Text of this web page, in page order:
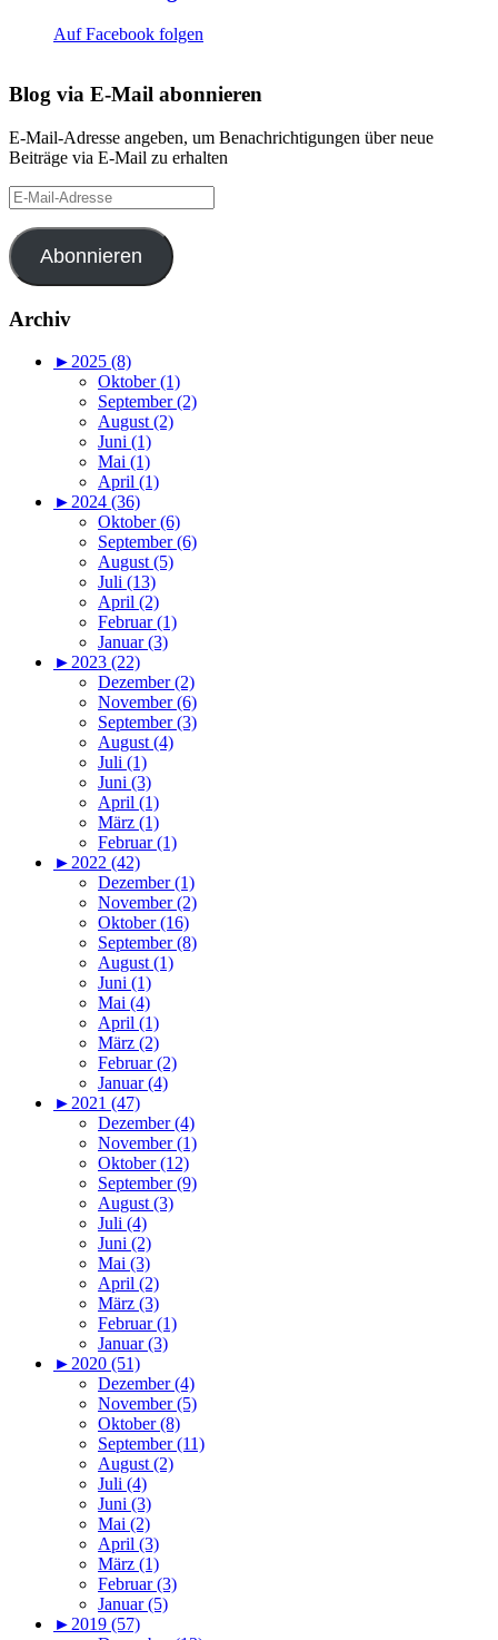
Auf Facebook folgen
Blog via E-Mail abonnieren
E-Mail-Adresse angeben, um Benachrichtigungen über neue
Beiträge via E-Mail zu erhalten
E-
Mail-
Adresse
Abonnieren
Archiv
►2025 (8)
Oktober (1)
September (2)
August (2)
Juni (1)
Mai (1)
April (1)
►2024 (36)
Oktober (6)
September (6)
August (5)
Juli (13)
April (2)
Februar (1)
Januar (3)
►2023 (22)
Dezember (2)
November (6)
September (3)
August (4)
Juli (1)
Juni (3)
April (1)
März (1)
Februar (1)
►2022 (42)
Dezember (1)
November (2)
Oktober (16)
September (8)
August (1)
Juni (1)
Mai (4)
April (1)
März (2)
Februar (2)
Januar (4)
►2021 (47)
Dezember (4)
November (1)
Oktober (12)
September (9)
August (3)
Juli (4)
Juni (2)
Mai (3)
April (2)
März (3)
Februar (1)
Januar (3)
►2020 (51)
Dezember (4)
November (5)
Oktober (8)
September (11)
August (2)
Juli (4)
Juni (3)
Mai (2)
April (3)
März (1)
Februar (3)
Januar (5)
►2019 (57)